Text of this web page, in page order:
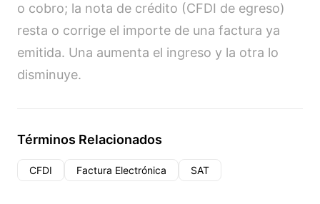
o cobro; la nota de crédito (CFDI de egreso)
resta o corrige el importe de una factura ya
emitida. Una aumenta el ingreso y la otra lo
disminuye.
Términos Relacionados
CFDI Factura Electrónica SAT